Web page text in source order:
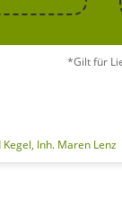
*Gilt für
Inh. Maren Lenz